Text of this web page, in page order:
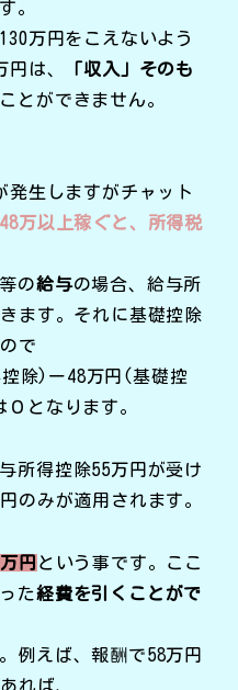
。
万円をこえないよう
は、
「収入」そのも
とができません。
発生しますがチャット
48万以上稼ぐと、所得税
の給与の場合、給与所
ます。それに基礎控除
で
除)ー48万円(基礎控
となります。
所得控除55万円が受け
のみが適用されます。
円 という事です。ここ
た経費を引くことがで
例えば、報酬で58万円
れば、